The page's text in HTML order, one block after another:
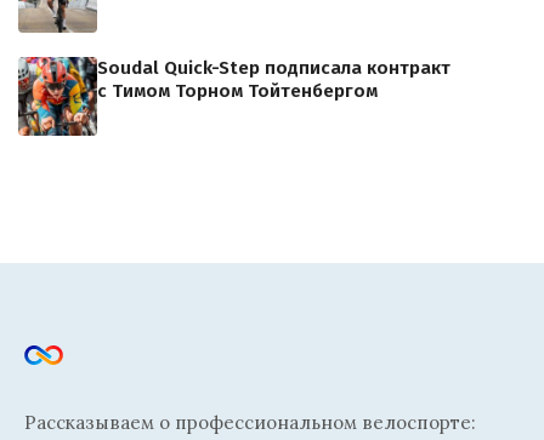
Soudal Quick-Step подписала контракт
с Тимом Торном Тойтенбергом
Рассказываем о профессиональном велоспорте: